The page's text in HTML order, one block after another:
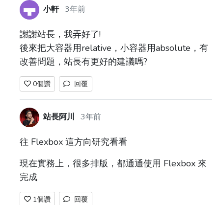
小軒 3年前
謝謝站長，我弄好了!
後來把大容器用relative，小容器用absolute，有
改善問題，站長有更好的建議嗎?
0個讚 回覆
站長阿川 3年前
往 Flexbox 這方向研究看看
現在實務上，很多排版，都通通使用 Flexbox 來
完成
1個讚
回覆